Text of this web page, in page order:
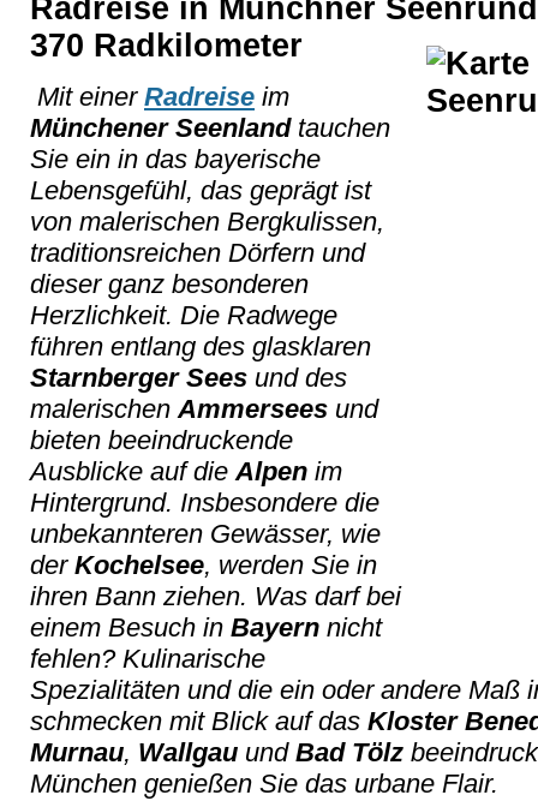
Radreise in Münchner
370 Radkilometer
Mit einer Radreise im
Münchener Seenlandtauchen
Sie ein in das bayerische
Lebensgefühl, das geprägt ist
von malerischen Bergkulissen,
traditionsreichen Dörfern und
dieser ganz besonderen
Herzlichkeit. Die Radwege
führen entlang des glasklaren
Starnberger Sees und des
malerischenAmmersees und
bieten beeindruckende
Ausblicke auf dieAlpen im
Hintergrund. Insbesondere die
unbekannteren Gewässer, wie
der Kochelsee, werden Sie in
ihren Bann ziehen. Was darf bei
einem Besuch in Bayern nicht
fehlen? Kulinarische
Spezialitäten und die ein oder andere Maß
schmecken mit Blick auf das Kloster
Murnau, Wallgau und Bad Tölz
München genießen Sie das urbane Flair.